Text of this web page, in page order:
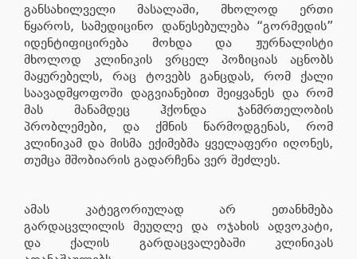
განსახილველი მასალაში, მხოლოდ ერთი
წყაროს, სამედიცინო დაწესებულება “გორმედის”
იდენტიფიცირება მოხდა და ჟურნალისტი
მხოლოდ კლინიკის ვრცელ პოზიციას აცნობს
მაყურებელს, რაც ტოვებს განცდას, რომ ქალი
საავადმყოფოში დაგვიანებით შეიყვანეს და რომ
მას მანამდეც ჰქონდა ჯანმრთელობის
პრობლემები, და ქმნის წარმოდგენას, რომ
კლინიკამ და მისმა ექიმებმა ყველაფერი იღონეს,
თუმცა მშობიარის გადარჩენა ვერ შეძლეს.
ამას კატეგორიულად არ ეთანხმება
გარდაცვლილის მეუღლე და ოჯახის ადვოკატი,
და ქალის გარდაცვალებაში კლინიკას